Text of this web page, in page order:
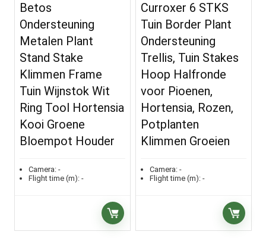
Betos
Ondersteuning
Metalen Plant
Stand Stake
Klimmen Frame
Tuin Wijnstok Wit
Ring Tool Hortensia
Kooi Groene
Bloempot Houder
Camera: -
Flight time (m): -
Curroxer 6 STKS
Tuin Border Plant
Ondersteuning
Trellis, Tuin Stakes
Hoop Halfronde
voor Pioenen,
Hortensia, Rozen,
Potplanten
Klimmen Groeien
Camera: -
Flight time (m): -